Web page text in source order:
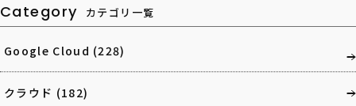
Category カテゴリ一覧
Google Cloud (228)
クラウド (182)